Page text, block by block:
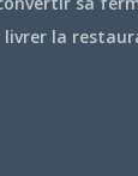
livrer la